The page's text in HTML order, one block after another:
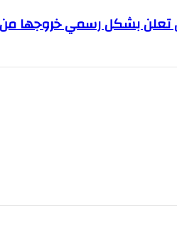
تعلن بشكل رسمي خروجها من